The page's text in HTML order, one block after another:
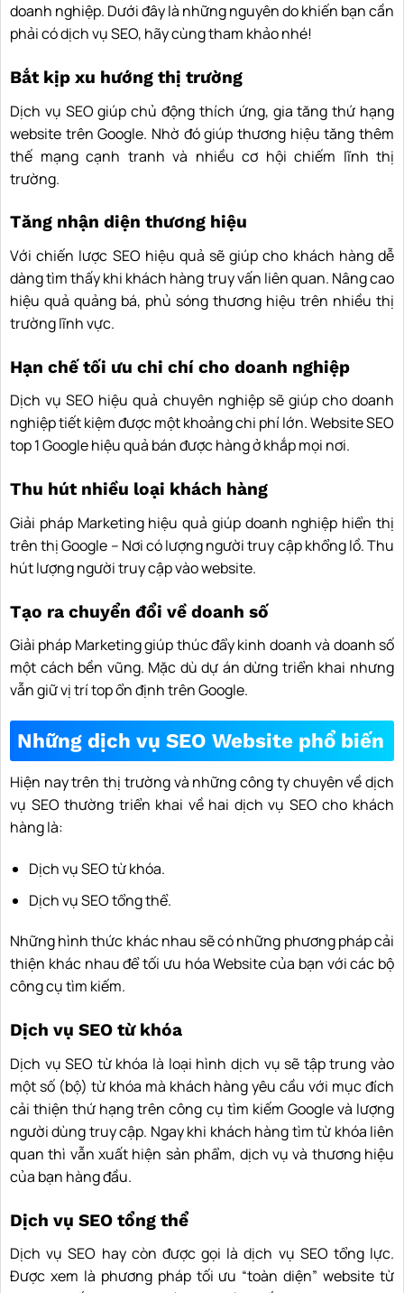
doanh nghiệp. Dưới đây là những nguyên do khiến bạn cần
phải có dịch vụ SEO, hãy cùng tham khảo nhé!
Bắt kịp xu hướng thị trường
Dịch vụ SEO giúp chủ động thích ứng, gia tăng thứ hạng
website trên Google. Nhờ đó giúp thương hiệu tăng thêm
thế mạng cạnh tranh và nhiều cơ hội chiếm lĩnh thị
trường.
Tăng nhận diện thương hiệu
Với chiến lược SEO hiệu quả sẽ giúp cho khách hàng dễ
dàng tìm thấy khi khách hàng truy vấn liên quan. Nâng cao
hiệu quả quảng bá, phủ sóng thương hiệu trên nhiều thị
trường lĩnh vực.
Hạn chế tối ưu chi chí cho doanh nghiệp
Dịch vụ SEO hiệu quả chuyên nghiệp sẽ giúp cho doanh
nghiệp tiết kiệm được một khoảng chi phí lớn. Website SEO
top 1 Google hiệu quả bán được hàng ở khắp mọi nơi.
Thu hút nhiều loại khách hàng
Giải pháp Marketing hiệu quả giúp doanh nghiệp hiển thị
trên thị Google – Nơi có lượng người truy cập khổng lồ. Thu
hút lượng người truy cập vào website.
Tạo ra chuyển đổi về doanh số
Giải pháp Marketing giúp thúc đẩy kinh doanh và doanh số
một cách bền vũng. Mặc dù dự án dừng triển khai nhưng
vẫn giữ vị trí top ổn định trên Google.
Những dịch vụ SEO Website phổ biến
Hiện nay trên thị trường và những công ty chuyên về dịch
vụ SEO thường triển khai về hai dịch vụ SEO cho khách
hàng là:
Dịch vụ SEO từ khóa.
Dịch vụ SEO tổng thể.
Những hình thức khác nhau sẽ có những phương pháp cải
thiện khác nhau để tối ưu hóa Website của bạn với các bộ
công cụ tìm kiếm.
Dịch vụ SEO từ khóa
Dịch vụ SEO từ khóa là loại hình dịch vụ sẽ tập trung vào
một số (bộ) từ khóa mà khách hàng yêu cầu với mục đích
cải thiện thứ hạng trên công cụ tìm kiếm Google và lượng
người dùng truy cập. Ngay khi khách hàng tìm từ khóa liên
quan thì vẫn xuất hiện sản phẩm, dịch vụ và thương hiệu
của bạn hàng đầu.
Dịch vụ SEO tổng thể
Dịch vụ SEO hay còn được gọi là dịch vụ SEO tổng lực.
Được xem là phương pháp tối ưu “toàn diện” website từ